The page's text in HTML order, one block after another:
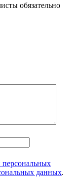
обязательно
персональных
данных.